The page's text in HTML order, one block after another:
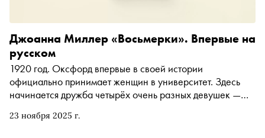
23 ноября 2025 г.
Джоанна Миллер «Восьмерки». Впервые на
русском
1920 год. Оксфорд впервые в своей истории
официально принимает женщин в университет. Здесь
начинается дружба четырёх очень разных девушек —
отрывок из романа, вышедшего 20 ноября в книжном